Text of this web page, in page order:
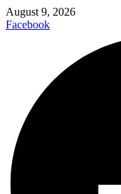
August 9, 2026
Facebook